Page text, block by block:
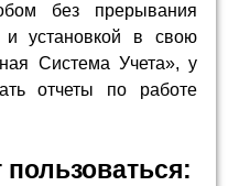
без прерывания
установкой в свою
Система Учета», у
отчеты по работе